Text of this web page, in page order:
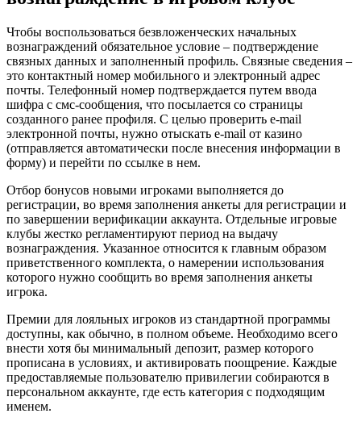
Чтобы воспользоваться безвложенческих начальных
вознаграждений обязательное условие – подтверждение
связных данных и заполненный профиль. Связные сведения –
это контактный номер мобильного и электронный адрес
почты. Телефонный номер подтверждается путем ввода
шифра с смс-сообщения, что посылается со страницы
созданного ранее профиля. С целью проверить e-mail
электронной почты, нужно отыскать e-mail от казино
(отправляется автоматически после внесения информации в
форму) и перейти по ссылке в нем.
Отбор бонусов новыми игроками выполняется до
регистрации, во время заполнения анкеты для регистрации и
по завершении верификации аккаунта. Отдельные игровые
клубы жестко регламентируют период на выдачу
вознаграждения. Указанное относится к главным образом
приветственного комплекта, о намерении использования
которого нужно сообщить во время заполнения анкеты
игрока.
Премии для лояльных игроков из стандартной программы
доступны, как обычно, в полном объеме. Необходимо всего
внести хотя бы минимальный депозит, размер которого
прописана в условиях, и активировать поощрение. Каждые
предоставляемые пользователю привилегии собираются в
персональном аккаунте, где есть категория с подходящим
именем.